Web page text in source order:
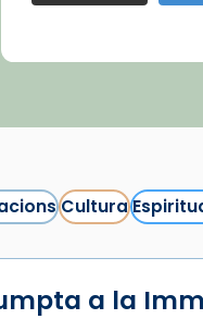
Cultura
a la